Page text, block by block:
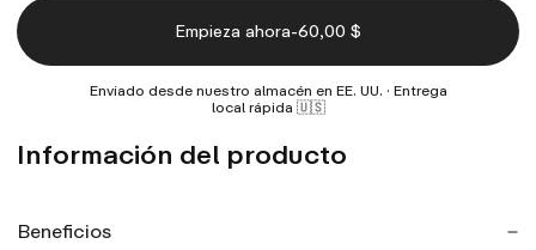
Empieza ahora-60,00 $
Enviado desde nuestro almacén en EE. UU. · Entrega
local rápida 🇺🇸
Información del producto
Beneficios